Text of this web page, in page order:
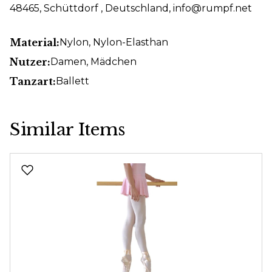
48465, Schüttdorf , Deutschland, info@rumpf.net
Material:Nylon, Nylon-Elasthan
Nutzer:Damen, Mädchen
Tanzart:Ballett
Similar Items